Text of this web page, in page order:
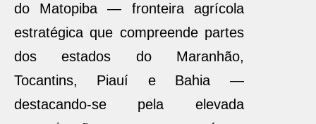
do Matopiba — fronteira agrícola
estratégica que compreende partes
dos estados do Maranhão,
Tocantins, Piauí e Bahia —
destacando-se pela elevada